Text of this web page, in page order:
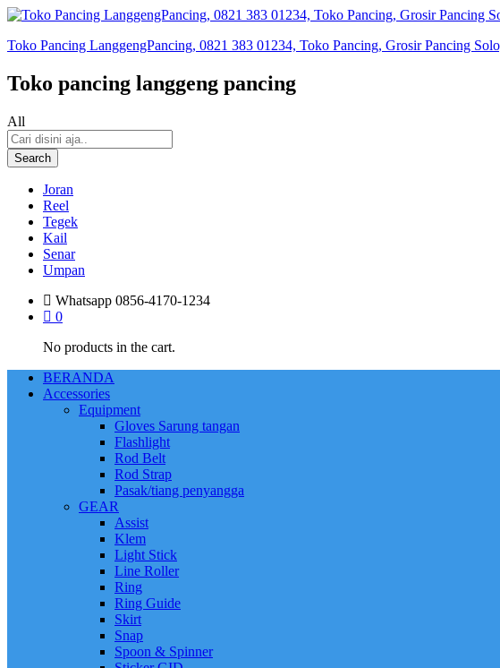
Toko Pancing LanggengPancing, 0821 383 01234, Toko Pancing, Grosir Pancing
Toko pancing langgeng pancing
All
Search
Joran
Reel
Tegek
Kail
Senar
Umpan
Whatsapp 0856-4170-1234
0
No products in the cart.
BERANDA
Accessories
Equipment
Gloves Sarung tangan
Flashlight
Rod Belt
Rod Strap
Pasak/tiang penyangga
GEAR
Assist
Klem
Light Stick
Line Roller
Ring
Ring Guide
Skirt
Snap
Spoon & Spinner